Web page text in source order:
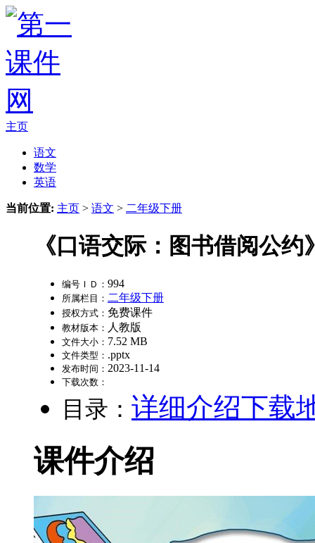
主页
语文
数学
英语
当前位置: 主页 > 语文 > 二年级下册
《口语交际：图书借阅公约
编号ＩＤ： 994
所属栏目： 二年级下册
授权方式： 免费课件
教材版本： 人教版
文件大小： 7.52 MB
文件类型： .pptx
发布时间： 2023-11-14
下载次数：
目录： 详细介绍下载
课件介绍